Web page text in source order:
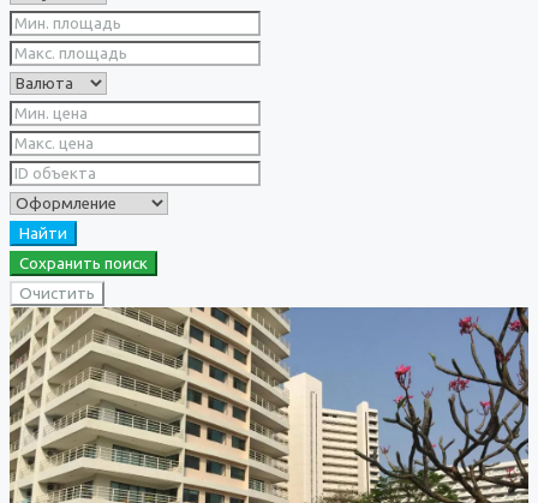
Найти
Сохранить поиск
Очистить